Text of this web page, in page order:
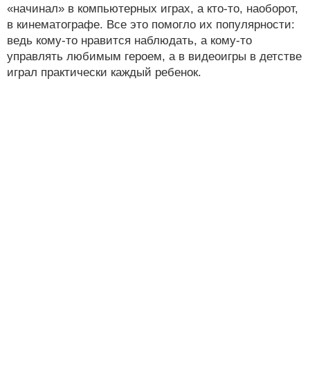
«начинал» в компьютерных играх, а кто-то, наоборот,
в кинематографе. Все это помогло их популярности:
ведь кому-то нравится наблюдать, а кому-то
управлять любимым героем, а в видеоигры в детстве
играл практически каждый ребенок.